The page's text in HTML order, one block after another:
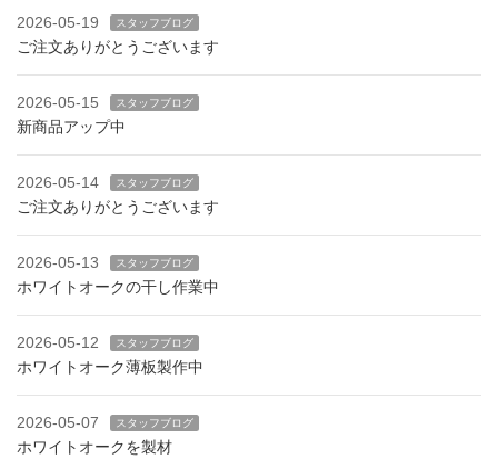
2026-05-19 スタッフブログ
ご注文ありがとうございます
2026-05-15 スタッフブログ
新商品アップ中
2026-05-14 スタッフブログ
ご注文ありがとうございます
2026-05-13 スタッフブログ
ホワイトオークの干し作業中
2026-05-12 スタッフブログ
ホワイトオーク薄板製作中
2026-05-07 スタッフブログ
ホワイトオークを製材